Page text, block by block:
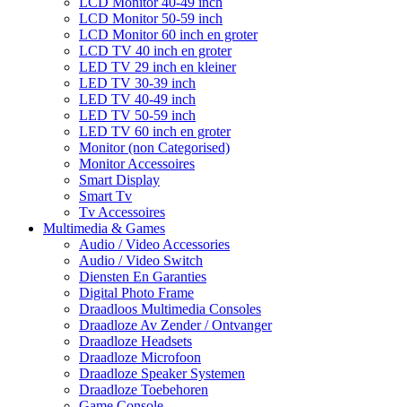
LCD Monitor 50-59 inch
LCD Monitor 60 inch en groter
LCD TV 40 inch en groter
LED TV 29 inch en kleiner
LED TV 30-39 inch
LED TV 40-49 inch
LED TV 50-59 inch
LED TV 60 inch en groter
Monitor (non Categorised)
Monitor Accessoires
Smart Display
Smart Tv
Tv Accessoires
Multimedia & Games
Audio / Video Accessories
Audio / Video Switch
Diensten En Garanties
Digital Photo Frame
Draadloos Multimedia Consoles
Draadloze Av Zender / Ontvanger
Draadloze Headsets
Draadloze Microfoon
Draadloze Speaker Systemen
Draadloze Toebehoren